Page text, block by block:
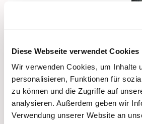
Diese Webseite verwendet Cookies
Wir verwenden Cookies, um Inhalte
personalisieren, Funktionen für
zu können und die Zugriffe auf
analysieren. Außerdem geben wir
Verwendung unserer Website an
fällte Bäume und schaffte Platz
zum Entsetzen mancher
Heimbewohner. Im Haus
selbst lief alles seinen gewohnten
mussten dringend verkittet werden.
Heizungsperiode fiel die
Pfarrei, insbesondere von der